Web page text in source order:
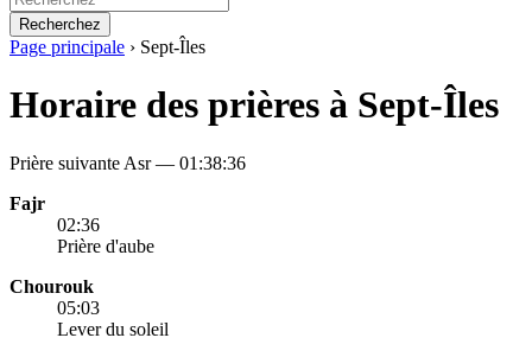
Recherchez
Page principale › Sept-Îles
Horaire des prières à Sept-Îles
Prière suivante Asr — 01:38:36
Fajr
02:36
Prière d'aube
Chourouk
05:03
Lever du soleil